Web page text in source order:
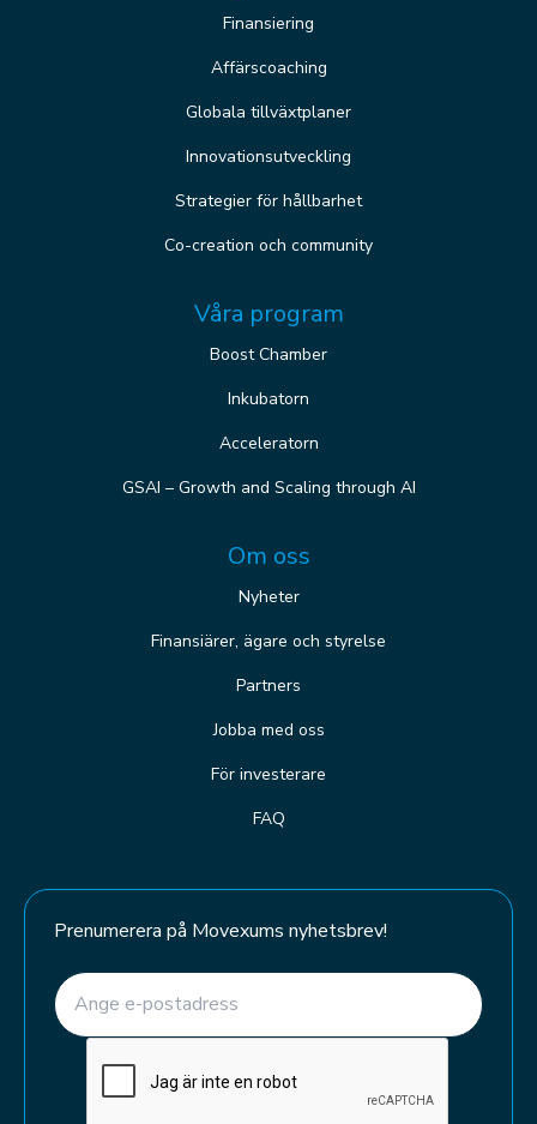
Finansiering
Affärscoaching
Globala tillväxtplaner
Innovationsutveckling
Strategier för hållbarhet
Co-creation och community
Våra program
Boost Chamber
Inkubatorn
Acceleratorn
GSAI – Growth and Scaling through AI
Om oss
Nyheter
Finansiärer, ägare och styrelse
Partners
Jobba med oss
För investerare
FAQ
Prenumerera på Movexums nyhetsbrev!
E-post